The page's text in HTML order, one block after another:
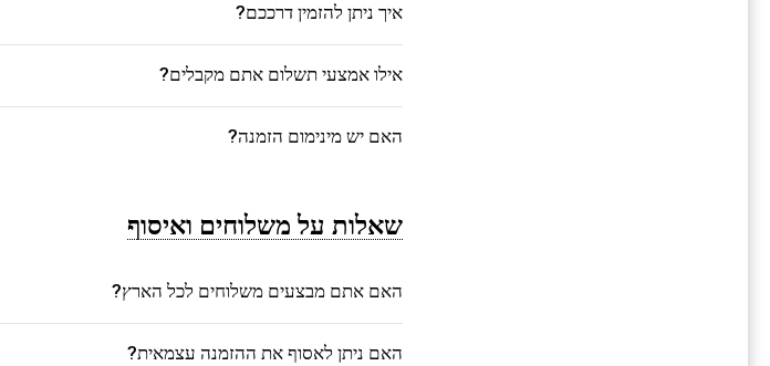
איך ניתן להזמין דרככם?
אילו אמצעי תשלום אתם מקבלים?
האם יש מינימום הזמנה?
שאלות על משלוחים ואיסוף
האם אתם מבצעים משלוחים לכל הארץ?
האם ניתן לאסוף את ההזמנה עצמאית?